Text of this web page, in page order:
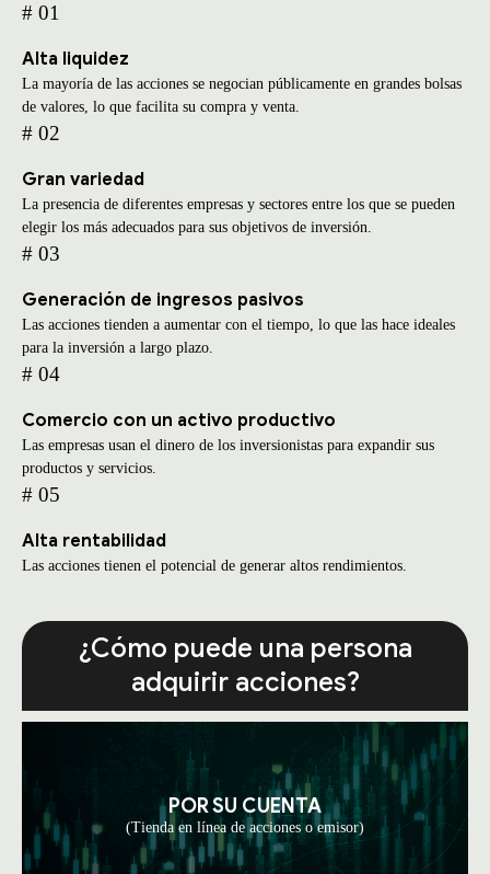
# 01
Alta liquidez
La mayoría de las acciones se negocian públicamente en grandes bolsas
de valores, lo que facilita su compra y venta.
# 02
Gran variedad
La presencia de diferentes empresas y sectores entre los que se pueden
elegir los más adecuados para sus objetivos de inversión.
# 03
Generación de ingresos pasivos
Las acciones tienden a aumentar con el tiempo, lo que las hace ideales
para la inversión a largo plazo.
# 04
Comercio con un activo productivo
Las empresas usan el dinero de los inversionistas para expandir sus
productos y servicios.
# 05
Alta rentabilidad
Las acciones tienen el potencial de generar altos rendimientos.
¿Cómo puede una persona
adquirir acciones?
POR SU CUENTA
(Tienda en línea de acciones o emisor)